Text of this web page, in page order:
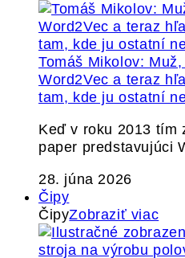
Tomáš Mikolov:
Word2Vec a teraz
tam, kde ju ostatní
Keď v roku 2013 tím
paper predstavujúci
28. júna 2026
Čipy
ČipyZobraziť viac